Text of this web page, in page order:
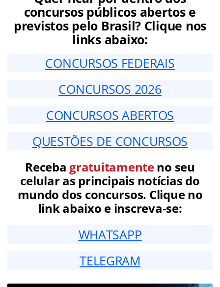
concursos públicos abertos e
previstos pelo Brasil? Clique nos
links abaixo:
CONCURSOS FEDERAIS
CONCURSOS 2026
CONCURSOS ABERTOS
QUESTÕES DE CONCURSOS
Receba gratuitamenteno seu
celular as principais notícias do
mundo dos concursos. Clique no
link abaixo e inscreva-se:
WHATSAPP
TELEGRAM